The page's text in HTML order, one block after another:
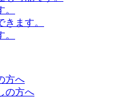
ます。
方へ
の方へ